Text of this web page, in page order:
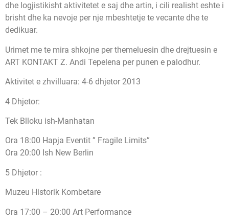
dhe logjistikisht aktivitetet e saj dhe artin, i cili realisht eshte i
brisht dhe ka nevoje per nje mbeshtetje te vecante dhe te
dedikuar.
Urimet me te mira shkojne per themeluesin dhe drejtuesin e
ART KONTAKT Z. Andi Tepelena per punen e palodhur.
Aktivitet e zhvilluara: 4-6 dhjetor 2013
4 Dhjetor:
Tek Blloku ish-Manhatan
Ora 18:00 Hapja Eventit ” Fragile Limits”
Ora 20:00 Ish New Berlin
5 Dhjetor :
Muzeu Historik Kombetare
Ora 17:00 – 20:00 Art Performance